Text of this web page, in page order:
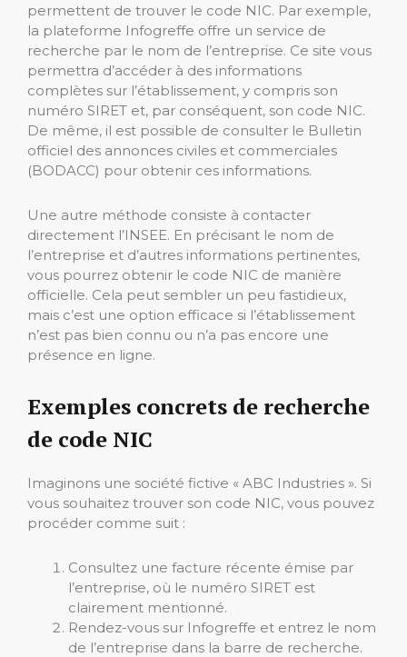
permettent de trouver le code NIC. Par exemple,
la plateforme Infogreffe offre un service de
recherche par le nom de l’entreprise. Ce site vous
permettra d’accéder à des informations
complètes sur l’établissement, y compris son
numéro SIRET et, par conséquent, son code NIC.
De même, il est possible de consulter le Bulletin
officiel des annonces civiles et commerciales
(BODACC) pour obtenir ces informations.
Une autre méthode consiste à contacter
directement l’INSEE. En précisant le nom de
l’entreprise et d’autres informations pertinentes,
vous pourrez obtenir le code NIC de manière
officielle. Cela peut sembler un peu fastidieux,
mais c’est une option efficace si l’établissement
n’est pas bien connu ou n’a pas encore une
présence en ligne.
Exemples concrets de recherche
de code NIC
Imaginons une société fictive « ABC Industries ». Si
vous souhaitez trouver son code NIC, vous pouvez
procéder comme suit :
Consultez une facture récente émise par
l’entreprise, où le numéro SIRET est
clairement mentionné.
Rendez-vous sur Infogreffe et entrez le nom
de l’entreprise dans la barre de recherche.